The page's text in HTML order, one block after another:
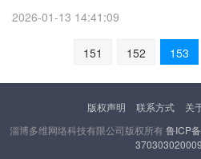
2026-01-13 14:41:09
151 152 153
版权声明 联系方式 关
淄博多维网络科技有限公司版权所有鲁ICP